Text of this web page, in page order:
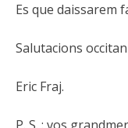
Es que daissarem
Salutacions
Eric Fraj.